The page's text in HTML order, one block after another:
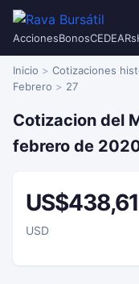
AccionesBonosCEDEARs
Inicio Cotizaciones
Febrero
27
Cotizacion del
febrero de
US$438,61
USD